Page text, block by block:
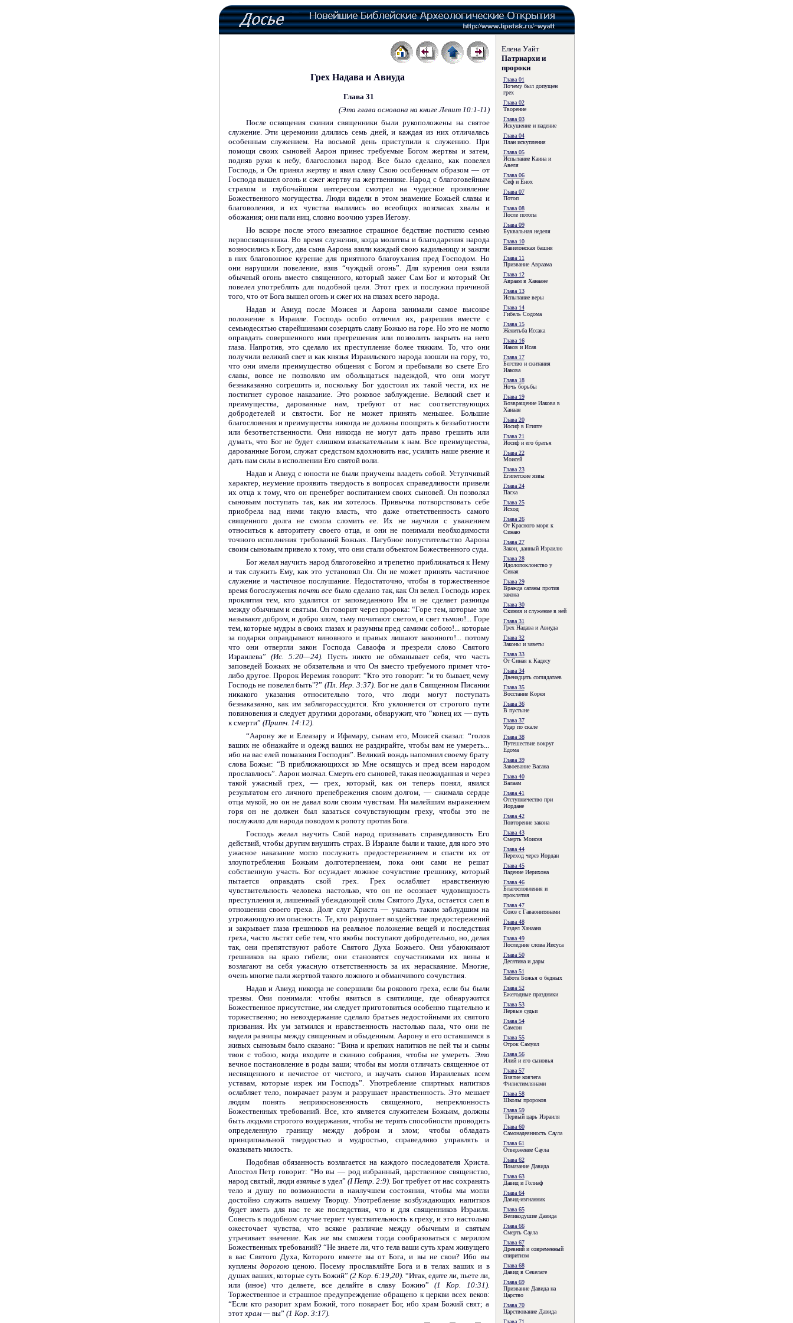
Грех Надава и Авиуда
Глава 31
(Эта глава основана на книге Левит 10:1-11)
После освящения скинии священники были рукоположены на святое
служение. Эти церемонии длились семь дней, и каждая из них отличалась
особенным служением. На восьмой день приступили к служению. При
помощи своих сыновей Аарон принес требуемые Богом жертвы и затем,
подняв руки к небу, благословил народ. Все было сделано, как повелел
Господь, и Он принял жертву и явил славу Свою особенным образом — от
Господа вышел огонь и сжег жертву на жертвеннике. Народ с благоговейным
страхом и глубочайшим интересом смотрел на чудесное проявление
Божественного могущества. Люди видели в этом знамение Божьей славы и
благоволения, и их чувства вылились во всеобщих возгласах хвалы и
обожания; они пали ниц, словно воочию узрев Иегову.
Но вскоре после этого внезапное страшное бедствие постигло семью
первосвященника. Во время служения, когда молитвы и благодарения народа
возносились к Богу, два сына Аарона взяли каждый свою кадильницу и зажгли
в них благовонное курение для приятного благоухания пред Господом. Но
они нарушили повеление, взяв “чуждый огонь”. Для курения они взяли
обычный огонь вместо священного, который зажег Сам Бог и который Он
повелел употреблять для подобной цели. Этот грех и послужил причиной
того, что от Бога вышел огонь и сжег их на глазах всего народа.
Надав и Авиуд после Моисея и Аарона занимали самое высокое
положение в Израиле. Господь особо отличил их, разрешив вместе с
семьюдесятью старейшинами созерцать славу Божью на горе. Но это не могло
оправдать совершенного ими прегрешения или позволить закрыть на него
глаза. Напротив, это сделало их преступление более тяжким. То, что они
получили великий свет и как князья Израильского народа взошли на гору, то,
что они имели преимущество общения с Богом и пребывали во свете Его
славы, вовсе не позволяло им обольщаться надеждой, что они могут
безнаказанно согрешить и, поскольку Бог удостоил их такой чести, их не
постигнет суровое наказание. Это роковое заблуждение. Великий свет и
преимущества, дарованные нам, требуют от нас соответствующих
добродетелей и святости. Бог не может принять меньшее. Большие
благословения и преимущества никогда не должны поощрять к беззаботности
или безответственности. Они никогда не могут дать право грешить или
думать, что Бог не будет слишком взыскательным к нам. Все преимущества,
дарованные Богом, служат средством вдохновить нас, усилить наше рвение и
дать нам силы в исполнении Его святой воли.
Надав и Авиуд с юности не были приучены владеть собой. Уступчивый
характер, неумение проявить твердость в вопросах справедливости привели
их отца к тому, что он пренебрег воспитанием своих сыновей. Он позволял
сыновьям поступать так, как им хотелось. Привычка потворствовать себе
приобрела над ними такую власть, что даже ответственность самого
священного долга не смогла сломить ее. Их не научили с уважением
относиться к авторитету своего отца, и они не понимали необходимости
точного исполнения требований Божьих. Пагубное попустительство Аарона
своим сыновьям привело к тому, что они стали объектом Божественного суда.
Бог желал научить народ благоговейно и трепетно приближаться к Нему
и так служить Ему, как это установил Он. Он не может принять частичное
служение и частичное послушание. Недостаточно, чтобы в торжественное
время богослуженияпочти все было сделано так, как Он велел. Господь изрек
проклятия тем, кто удалится от заповеданного Им и не сделает разницы
между обычным и святым. Он говорит через пророка: “Горе тем, которые зло
называют добром, и добро злом, тьму почитают светом, и свет тьмою!... Горе
тем, которые мудры в своих глазах и разумны пред самими собою!... которые
за подарки оправдывают виновного и правых лишают законного!... потому
что они отвергли закон Господа Саваофа и презрели слово Святого
Израилева” (Ис. 5:20—24). Пусть никто не обманывает себя, что часть
заповедей Божьих не обязательна и что Он вместо требуемого примет что-
либо другое. Пророк Иеремия говорит: “Кто это говорит: "и то бывает, чему
Господь не повелел быть"?” (Пл. Иер. 3:37). Бог не дал в Священном Писании
никакого указания относительно того, что люди могут поступать
безнаказанно, как им заблагорассудится. Кто уклоняется от строгого пути
повиновения и следует другими дорогами, обнаружит, что “конец их — путь
к смерти” (Притч. 14:12).
“Аарону же и Елеазару и Ифамару, сынам его, Моисей сказал: “голов
ваших не обнажайте и одежд ваших не раздирайте, чтобы вам не умереть...
ибо на вас елей помазания Господня”. Великий вождь напомнил своему брату
слова Божьи: “В приближающихся ко Мне освящусь и пред всем народом
прославлюсь”. Аарон молчал. Смерть его сыновей, такая неожиданная и через
такой ужасный грех, — грех, который, как он теперь понял, явился
результатом его личного пренебрежения своим долгом, — сжимала сердце
отца мукой, но он не давал воли своим чувствам. Ни малейшим выражением
горя он не должен был казаться сочувствующим греху, чтобы это не
послужило для народа поводом к ропоту против Бога.
Господь желал научить Свой народ признавать справед­ливость Его
действий, чтобы другим внушить страх. В Израиле были и такие, для кого это
ужасное наказание могло послужить предостережением и спасти их от
злоупотребления Божьим долготерпением, пока они сами не решат
собственную участь. Бог осуждает ложное сочувствие грешнику, который
пытается оправдать свой грех. Грех ослабляет нравственную
чувствительность человека настолько, что он не осознает чудовищность
преступления и, лишенный убеждающей силы Святого Духа, остается слеп в
отношении своего греха. Долг слуг Христа — указать таким заблудшим на
угрожающую им опасность. Те, кто разрушает воздействие предостережений
и закрывает глаза грешников на реальное положение вещей и последствия
греха, часто льстят себе тем, что якобы поступают добродетельно, но, делая
так, они препятствуют работе Святого Духа Божьего. Они убаюкивают
грешников на краю гибели; они становятся соучастниками их вины и
возлагают на себя ужасную ответственность за их нераскаяние. Многие,
очень многие пали жертвой такого ложного и обманчивого сочувствия.
Надав и Авиуд никогда не совершили бы рокового греха, если бы были
трезвы. Они понимали: чтобы явиться в святилище, где обнаружится
Божественное присутствие, им следует приготовиться особенно тщательно и
торжественно; но невоздержание сделало братьев недостойными их святого
призвания. Их ум затмился и нравственность настолько пала, что они не
видели разницы между священным и обыденным. Аарону и его оставшимся в
живых сыновьям было сказано: “Вина и крепких напитков не пей ты и сыны
твои с тобою, когда входите в скинию собрания, чтобы не умереть. Это
вечное постановление в роды ваши; чтобы вы могли отличать священное от
несвященного и нечистое от чистого, и научать сынов Израилевых всем
уставам, которые изрек им Господь”. Употребление спиртных напитков
ослабляет тело, помрачает разум и разрушает нравственность. Это мешает
людям понять неприкосновенность священного, непреклонность
Божественных требований. Все, кто является служителем Божьим, должны
быть людьми строгого воздержания, чтобы не терять способности проводить
определенную границу между добром и злом; чтобы обладать
принципиальной твердостью и мудростью, справедливо управлять и
оказывать милость.
Подобная обязанность возлагается на каждого последова­теля Христа.
Апостол Петр говорит: “Но вы — род избранный, царственное священство,
народ святый, люди взятыев удел” (I Петр. 2:9). Бог требует от нас сохранять
тело и душу по возможности в наилучшем состоянии, чтобы мы могли
достойно служить нашему Творцу. Употребление возбуждающих напитков
будет иметь для нас те же последствия, что и для священников Израиля.
Совесть в подобном случае теряет чувствительность к греху, и это настолько
ожесточает чувства, что всякое различие между обычным и святым
утрачивает значение. Как же мы сможем тогда сообразоваться с мерилом
Божественных требований? “Не знаете ли, что тела ваши суть храм живущего
в вас Святого Духа, Которого имеете вы от Бога, и вы не свои? Ибо вы
куплены дорогоюценою. Посему прославляйте Бога и в телах ваших и в
душах ваших, которые суть Божий” (2 Кор. 6:19,20). “Итак, едите ли, пьете ли,
или (иное) что делаете, все делайте в славу Божию” (1 Кор. 10:31).
Торжественное и страшное предупреждение обращено к церкви всех веков:
“Если кто разорит храм Божий, того покарает Бог, ибо храм Божий свят; а
этот храм —вы” (1 Кор. 3:17).
Елена Уайт
Патриархи и
пророки
Глава 01
Почему был допущен
грех
Глава 02
Творение
Глава 03
Искушение и падение
Глава 04
План искупления
Глава 05
Испытание Каина и
Авеля
Глава 06
Сиф и Енох
Глава 07
Потоп
Глава 08
После потопа
Глава 09
Буквальная неделя
Глава 10
Вавилонская башня
Глава 11
Призвание Авраама
Глава 12
Авраам в Ханаане
Глава 13
Испытание веры
Глава 14
Гибель Содома
Глава 15
Женитьба Иссака
Глава 16
Иаков и Исав
Глава 17
Бегство и скитания
Иакова
Глава 18
Ночь борьбы
Глава 19
Возвращение Иакова в
Ханаан
Глава 20
Иосиф в Египте
Глава 21
Иосиф и его братья
Глава 22
Моисей
Глава 23
Египетские язвы
Глава 24
Пасха
Глава 25
Исход
Глава 26
От Красного моря к
Синаю
Глава 27
Закон, данный Израилю
Глава 28
Идолопоклонство у
Синая
Глава 29
Вражда сатаны против
закона
Глава 30
Скиния и служение в ней
Глава 31
Грех Надава и Авиуда
Глава 32
Законы и заветы
Глава 33
От Синая к Кадесу
Глава 34
Двенадцать соглядатаев
Глава 35
Восстание Корея
Глава 36
В пустыне
Глава 37
Удар по скале
Глава 38
Путешествие вокруг
Едома
Глава 39
Завоевание Васана
Глава 40
Валаам
Глава 41
Отступничество при
Иордане
Глава 42
Повторение закона
Глава 43
Смерть Моисея
Глава 44
Переход через Иордан
Глава 45
Падение Иерихона
Глава 46
Благословления и
проклятия
Глава 47
Союз с Гаваонитянами
Глава 48
Раздел Ханаана
Глава 49
Последние слова Иисуса
Глава 50
Десятина и дары
Глава 51
Забота Божья о бедных
Глава 52
Ежегодные праздники
Глава 53
Первые судьи
Глава 54
Самсон
Глава 55
Отрок Самуил
Глава 56
Илий и его сыновья
Глава 57
Взятие ковчега
Филистимлянами
Глава 58
Школы пророков
Глава 59
Первый царь Израиля
Глава 60
Самонадеянность Саула
Глава 61
Отвержение Саула
Глава 62
Помазание Давида
Глава 63
Давид и Голиаф
Глава 64
Давид-изгнанник
Глава 65
Великодушие Давида
Глава 66
Смерть Саула
Глава 67
Древний и современный
спиритизм
Глава 68
Давид в Секелаге
Глава 69
Призвание Давида на
Царство
Глава 70
Царствование Давида
Глава 71